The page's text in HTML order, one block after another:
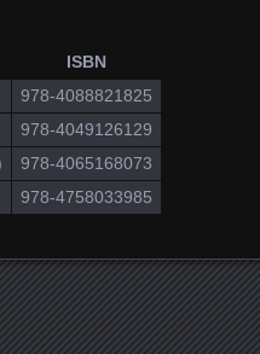
ISBN
978-4088821825
978-4049126129
978-4065168073
978-4758033985